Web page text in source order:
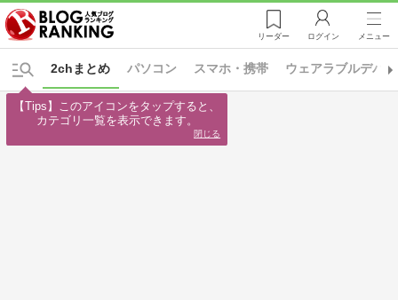
リーダー ログイン メニュー
パソコン スマホ・携帯 ウェアラブルデバ
2chまとめ
【Tips】このアイコンをタップすると、
カテゴリ一覧を表示できます。
閉じる